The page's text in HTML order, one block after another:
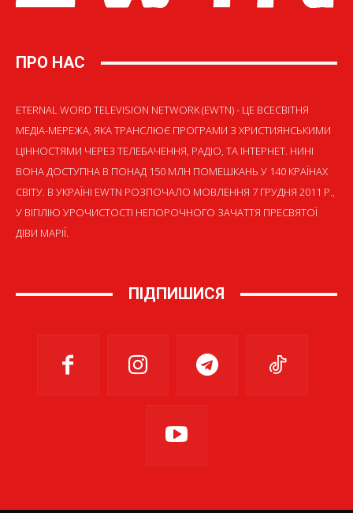
ПРО НАС
ETERNAL WORD TELEVISION NETWORK (EWTN) - ЦЕ ВСЕСВІТНЯ
МЕДІА-МЕРЕЖА, ЯКА ТРАНСЛЮЄ ПРОГРАМИ З ХРИСТИЯНСЬКИМИ
ЦІННОСТЯМИ ЧЕРЕЗ ТЕЛЕБАЧЕННЯ, РАДІО, ТА ІНТЕРНЕТ. НИНІ
ВОНА ДОСТУПНА В ПОНАД 150 МЛН ПОМЕШКАНЬ У 140 КРАЇНАХ
СВІТУ. В УКРАЇНІ EWTN РОЗПОЧАЛО МОВЛЕННЯ 7 ГРУДНЯ 2011 Р.,
У ВІГІЛІЮ УРОЧИСТОСТІ НЕПОРОЧНОГО ЗАЧАТТЯ ПРЕСВЯТОЇ
ДІВИ МАРІЇ.
ПІДПИШИСЯ